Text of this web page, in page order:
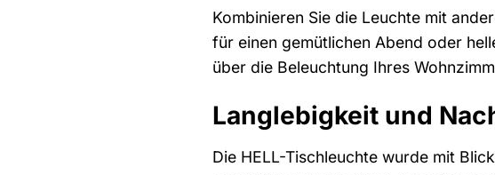
Kombinieren Sie die Leuchte mit
für einen gemütlichen Abend oder
über die Beleuchtung Ihres
Langlebigkeit und
Die HELL-Tischleuchte wurde mit